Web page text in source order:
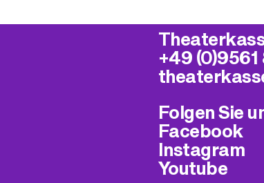
+49
Folgen Sie
Facebook
Instagram
Youtube